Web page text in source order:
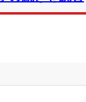
あったという。